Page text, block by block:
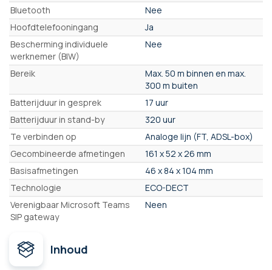
Bluetooth
Nee
Hoofdtelefooningang
Ja
Bescherming individuele
werknemer (BIW)
Nee
Bereik
Max. 50 m binnen en max.
300 m buiten
Batterijduur in gesprek
17 uur
Batterijduur in stand-by
320 uur
Te verbinden op
Analoge lijn (FT, ADSL-box)
Gecombineerde afmetingen
161 x 52 x 26 mm
Basisafmetingen
46 x 84 x 104 mm
Technologie
ECO-DECT
Verenigbaar Microsoft Teams
SIP gateway
Neen
Inhoud